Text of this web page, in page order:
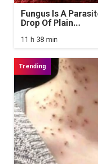
Fungus Is A
Drop Of Plain...
11 h 38 min